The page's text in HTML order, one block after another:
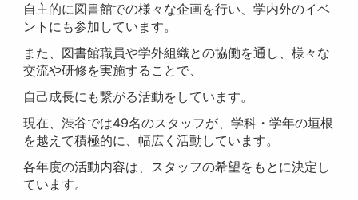
自主的に図書館での様々な企画を行い、学内外のイベ
ントにも参加しています。
また、図書館職員や学外組織との協働を通し、様々な
交流や研修を実施することで、
自己成長にも繋がる活動をしています。
現在、渋谷では49名のスタッフが、学科・学年の垣根
を越えて積極的に、幅広く活動しています。
各年度の活動内容は、スタッフの希望をもとに決定し
ています。